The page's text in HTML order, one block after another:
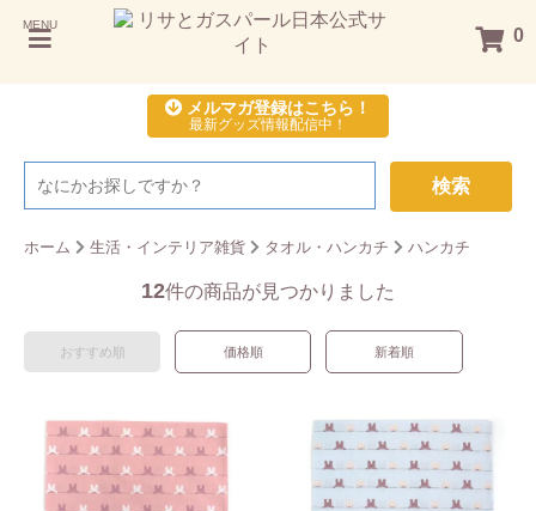
MENU 0
メルマガ登録はこちら！
最新グッズ情報配信中！
検索
ホーム 生活・インテリア雑貨 タオル・ハンカチ ハンカチ
12件の商品が見つかりました
おすすめ順 価格順 新着順